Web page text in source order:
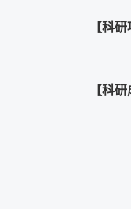
【科
【科